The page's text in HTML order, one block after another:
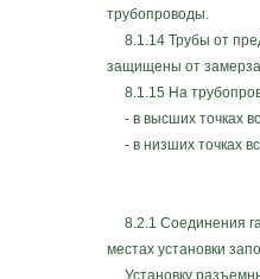
трубопроводы.
8.1.14 Трубы от
защищены от
8.1.15 На
- в высших точках
- в низших точках
8.2.1 Соединения
местах установки
Установку